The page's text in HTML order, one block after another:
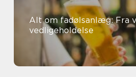
Alt om fadølsanlæg: Fra
vedligeholdelse